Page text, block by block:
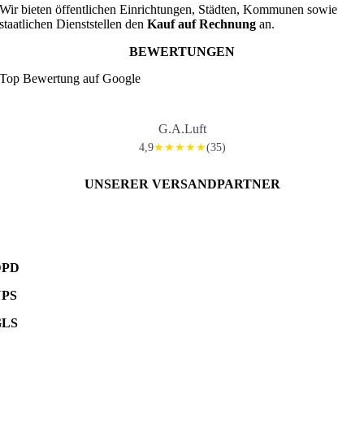
Wir bieten öffentlichen Einrichtungen, Städten, Kommunen sowie
staatlichen Dienststellen denKauf auf Rechnung an.
BEWERTUNGEN
Top Bewertung auf Google
G.A.Luft
4,9★★★★★(35)
UNSERER VERSANDPARTNER